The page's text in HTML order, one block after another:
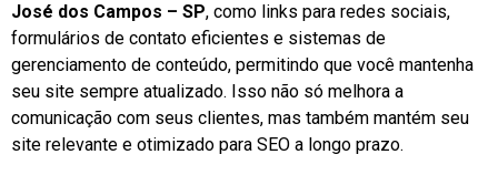
José dos Campos – SP, como links para redes sociais,
formulários de contato eficientes e sistemas de
gerenciamento de conteúdo, permitindo que você mantenha
seu site sempre atualizado. Isso não só melhora a
comunicação com seus clientes, mas também mantém seu
site relevante e otimizado para SEO a longo prazo.